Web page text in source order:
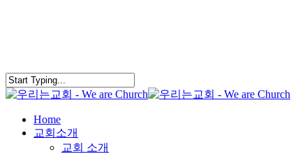
search
Menu
Home
교회소개
교회 소개